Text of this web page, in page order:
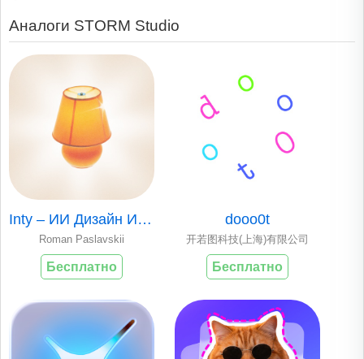
Аналоги STORM Studio
Inty – ИИ Дизайн Интерьера
Roman Paslavskii
Бесплатно
dooo0t
开若图科技(上海)有限公司
Бесплатно